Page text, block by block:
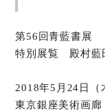
第56回青藍書展
特別展覧 殿村藍
2018年5月24日（
東京銀座美術画廊